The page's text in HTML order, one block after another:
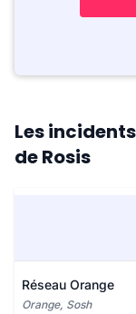
Les
de Rosis
Réseau Orange
Orange, Sosh